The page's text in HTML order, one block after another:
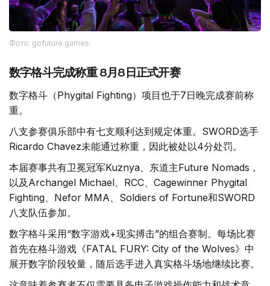
Фото: gofuture.games
数字格斗完成称重 8月8日正式开赛
数字格斗（Phygital Fighting）项目也于7日晚完成赛前称
重。
八支参赛俱乐部中有七支顺利达到规定体重。SWORD选手
Ricardo Chavez未能通过称重，因此被处以4分处罚。
本届赛事共有卫冕冠军Kuznya、东道主Future Nomads，
以及Archangel Michael、RCC、Cagewinner Phygital
Fighting、Nefor MMA、Soldiers of Fortune和SWORD
八支队伍参加。
数字格斗采用“数字游戏+现实搏击”的组合赛制。每场比赛
首先在格斗游戏《FATAL FURY: City of the Wolves》中
展开数字阶段较量，随后选手进入真实格斗场地继续比赛。